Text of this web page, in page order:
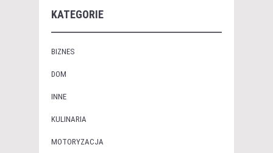
KATEGORIE
BIZNES
DOM
INNE
KULINARIA
MOTORYZACJA